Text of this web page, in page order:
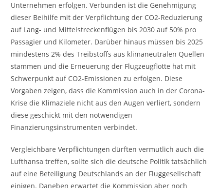
Unternehmen erfolgen. Verbunden ist die Genehmigung
dieser Beihilfe mit der Verpflichtung der CO2-Reduzierung
auf Lang- und Mittelstreckenflügen bis 2030 auf 50% pro
Passagier und Kilometer. Darüber hinaus müssen bis 2025
mindestens 2% des Treibstoffs aus klimaneutralen Quellen
stammen und die Erneuerung der Flugzeugflotte hat mit
Schwerpunkt auf CO2-Emissionen zu erfolgen. Diese
Vorgaben zeigen, dass die Kommission auch in der Corona-
Krise die Klimaziele nicht aus den Augen verliert, sondern
diese geschickt mit den notwendigen
Finanzierungsinstrumenten verbindet.
Vergleichbare Verpflichtungen dürften vermutlich auch die
Lufthansa treffen, sollte sich die deutsche Politik tatsächlich
auf eine Beteiligung Deutschlands an der Fluggesellschaft
einigen. Daneben erwartet die Kommission aber noch